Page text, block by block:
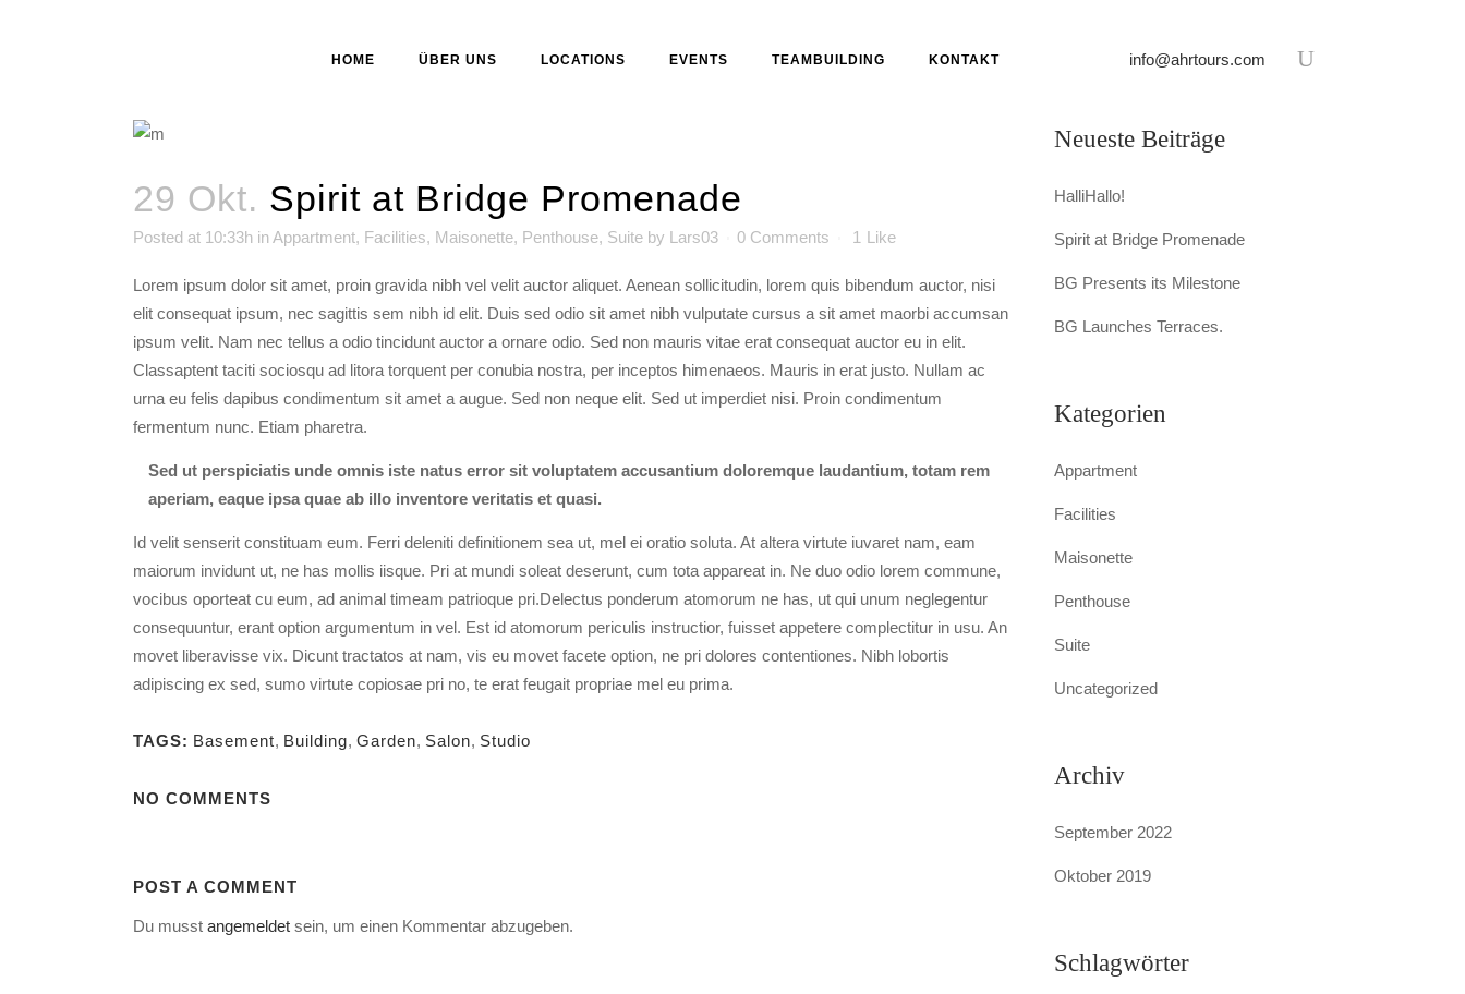
info@ahrtours.com
HOME ÜBER UNS LOCATIONS EVENTS TEAMBUILDING KONTAKT
29 Okt. Spirit at Bridge Promenade
Posted at 10:33h inAppartment, Facilities, Maisonette, Penthouse, Suite by Lars03 0 Comments 1 Like
Lorem ipsum dolor sit amet, proin gravida nibh vel velit auctor aliquet. Aenean sollicitudin, lorem quis bibendum auctor, nisi
elit consequat ipsum, nec sagittis sem nibh id elit. Duis sed odio sit amet nibh vulputate cursus a sit amet maorbi accumsan
ipsum velit. Nam nec tellus a odio tincidunt auctor a ornare odio. Sed non mauris vitae erat consequat auctor eu in elit.
Classaptent taciti sociosqu ad litora torquent per conubia nostra, per inceptos himenaeos. Mauris in erat justo. Nullam ac
urna eu felis dapibus condimentum sit amet a augue. Sed non neque elit. Sed ut imperdiet nisi. Proin condimentum
fermentum nunc. Etiam pharetra.
Sed ut perspiciatis unde omnis iste natus error sit voluptatem accusantium doloremque laudantium, totam rem
aperiam, eaque ipsa quae ab illo inventore veritatis et quasi.
Id velit senserit constituam eum. Ferri deleniti definitionem sea ut, mel ei oratio soluta. At altera virtute iuvaret nam, eam
maiorum invidunt ut, ne has mollis iisque. Pri at mundi soleat deserunt, cum tota appareat in. Ne duo odio lorem commune,
vocibus oporteat cu eum, ad animal timeam patrioque pri.Delectus ponderum atomorum ne has, ut qui unum neglegentur
consequuntur, erant option argumentum in vel. Est id atomorum periculis instructior, fuisset appetere complectitur in usu. An
movet liberavisse vix. Dicunt tractatos at nam, vis eu movet facete option, ne pri dolores contentiones. Nibh lobortis
adipiscing ex sed, sumo virtute copiosae pri no, te erat feugait propriae mel eu prima.
TAGS: Basement, Building, Garden, Salon, Studio
NO COMMENTS
POST A COMMENT
Du musst angemeldet sein, um einen Kommentar abzugeben.
Neueste Beiträge
HalliHallo!
Spirit at Bridge Promenade
BG Presents its Milestone
BG Launches Terraces.
Kategorien
Appartment
Facilities
Maisonette
Penthouse
Suite
Uncategorized
Archiv
September 2022
Oktober 2019
Schlagwörter